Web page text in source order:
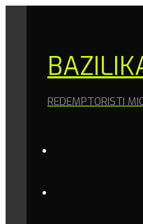
REDEMPTORISTI